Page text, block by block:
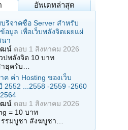
อัพเดทล่าสุด
ริจาคซื้อ Server สำหรับ
อมูล เพื่อเว็บพลังจิตเผยแผ่
า
ฒน์ ตอบ 1 สิงหาคม 2026
ปพลังจิต 10 บาท
าธุครับ…
ค ค่า Hosting ของเว็บ
2552 ...2558 -2559 -2560
ฒน์ ตอบ 1 สิงหาคม 2026
= 10 บาท
รรมบูชา สังฆบูชา…